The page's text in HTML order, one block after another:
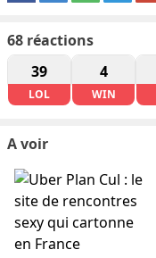
68 réactions
39
LOL
4
WIN
A voir